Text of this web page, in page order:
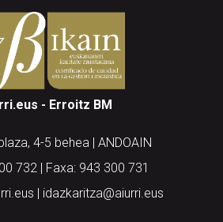
- Erroitz BM
4-5 behea | ANDOAIN
732 | Faxa: 943 300 731
| idazkaritza@aiurri.eus